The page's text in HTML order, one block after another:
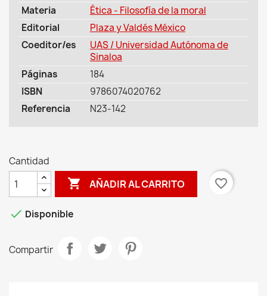
Materia
Ética - Filosofía de la moral
Editorial
Plaza y Valdés México
Coeditor/es
UAS / Universidad Autónoma de
Sinaloa
Páginas
184
ISBN
9786074020762
Referencia
N23-142
Cantidad
 AÑADIR AL CARRITO favorite_border
 Disponible
Compartir